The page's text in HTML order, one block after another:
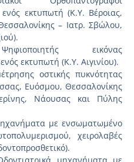
εκτυπωτή (Κ.Υ. Βέροιας,
– Ιατρ. Σβώλου,
εικόνας
εκτυπωτή (Κ.Υ. Αιγινίου).
οστικής πυκνότητας
Ευόσμου, Θεσσαλονίκης
Νάουσας και Πύλης
με ενσωματωμένο
χειρολαβές